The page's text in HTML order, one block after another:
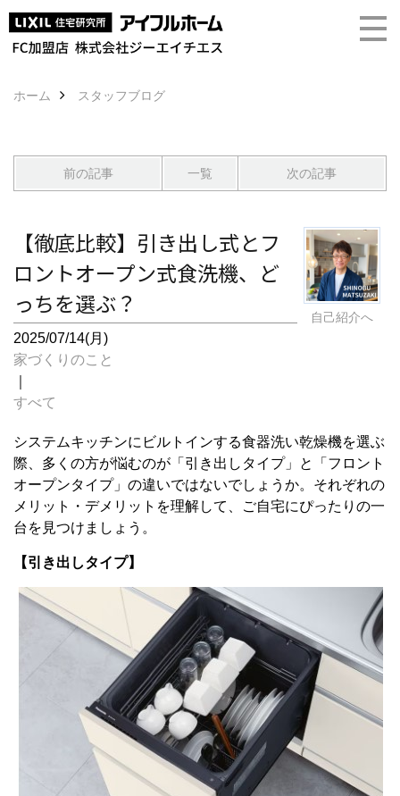
ホーム スタッフブログ
前の記事 一覧 次の記事
自己紹介へ
【徹底比較】引き出し式とフ
ロントオープン式食洗機、ど
っちを選ぶ？
2025/07/14(月)
家づくりのこと
すべて
システムキッチンにビルトインする食器洗い乾燥機を選ぶ
際、多くの方が悩むのが「引き出しタイプ」と「フロント
オープンタイプ」の違いではないでしょうか。それぞれの
メリット・デメリットを理解して、ご自宅にぴったりの一
台を見つけましょう。
【引き出しタイプ】